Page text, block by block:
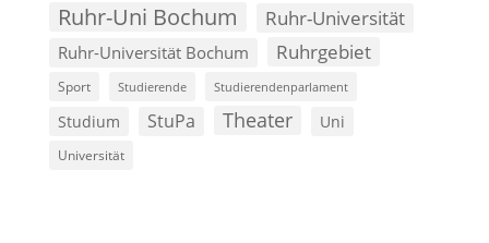
Ruhr-Uni Bochum Ruhr-Universität
Ruhr-Universität Bochum Ruhrgebiet
Sport Studierende Studierendenparlament
Studium StuPa Theater Uni
Universität